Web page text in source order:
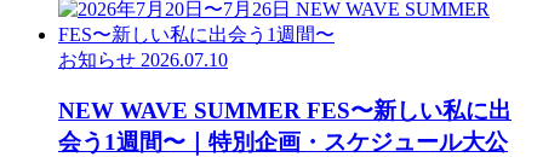
お知らせ 2026.07.10
NEW WAVE SUMMER FES〜新しい私に出
会う1週間〜｜特別企画・スケジュール大公